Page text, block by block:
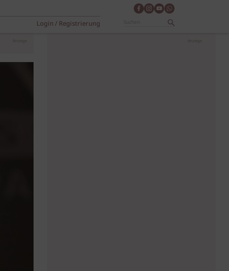
Login / Registrierung
Anzeige Anzeige